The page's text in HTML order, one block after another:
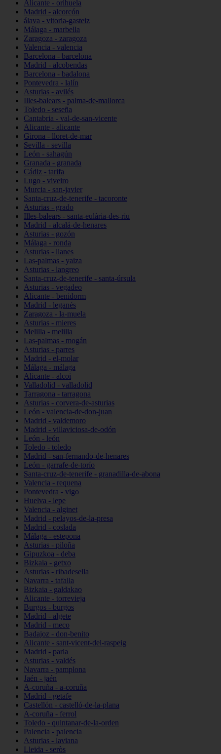
Alicante - orihuela
Madrid - alcorcón
álava - vitoria-gasteiz
Málaga - marbella
Zaragoza - zaragoza
Valencia - valencia
Barcelona - barcelona
Madrid - alcobendas
Barcelona - badalona
Pontevedra - lalín
Asturias - avilés
Illes-balears - palma-de-mallorca
Toledo - seseña
Cantabria - val-de-san-vicente
Alicante - alicante
Girona - lloret-de-mar
Sevilla - sevilla
León - sahagún
Granada - granada
Cádiz - tarifa
Lugo - viveiro
Murcia - san-javier
Santa-cruz-de-tenerife - tacoronte
Asturias - grado
Illes-balears - santa-eulària-des-riu
Madrid - alcalá-de-henares
Asturias - gozón
Málaga - ronda
Asturias - llanes
Las-palmas - yaiza
Asturias - langreo
Santa-cruz-de-tenerife - santa-úrsula
Asturias - vegadeo
Alicante - benidorm
Madrid - leganés
Zaragoza - la-muela
Asturias - mieres
Melilla - melilla
Las-palmas - mogán
Asturias - parres
Madrid - el-molar
Málaga - málaga
Alicante - alcoi
Valladolid - valladolid
Tarragona - tarragona
Asturias - corvera-de-asturias
León - valencia-de-don-juan
Madrid - valdemoro
Madrid - villaviciosa-de-odón
León - león
Toledo - toledo
Madrid - san-fernando-de-henares
León - garrafe-de-torío
Santa-cruz-de-tenerife - granadilla-de-abona
Valencia - requena
Pontevedra - vigo
Huelva - lepe
Valencia - alginet
Madrid - pelayos-de-la-presa
Madrid - coslada
Málaga - estepona
Asturias - piloña
Gipuzkoa - deba
Bizkaia - getxo
Asturias - ribadesella
Navarra - tafalla
Bizkaia - galdakao
Alicante - torrevieja
Burgos - burgos
Madrid - algete
Madrid - meco
Badajoz - don-benito
Alicante - sant-vicent-del-raspeig
Madrid - parla
Asturias - valdés
Navarra - pamplona
Jaén - jaén
A-coruña - a-coruña
Madrid - getafe
Castellón - castelló-de-la-plana
A-coruña - ferrol
Toledo - quintanar-de-la-orden
Palencia - palencia
Asturias - laviana
Lleida - seròs